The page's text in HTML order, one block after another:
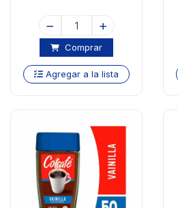
Comprar
Agregar a la lista